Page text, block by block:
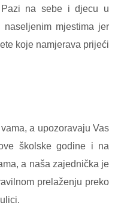
Pazi na sebe i djecu u
mjestima jer
koje namjerava prijeći
a upozoravaju Vas
školske godine i na
a naša zajednička je
prelaženju preko